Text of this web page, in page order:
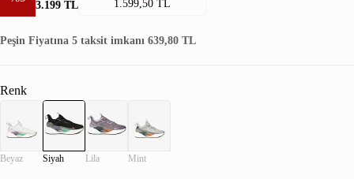
3.199 TL
1.599,50 TL
Peşin Fiyatına 5 taksit imkanı 639,80 TL
Renk
Beyaz Siyah Lila Mint